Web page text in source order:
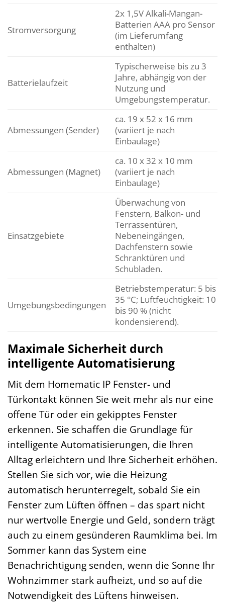
Stromversorgung
2x 1,5V Alkali-Mangan-
Batterien AAA pro Sensor
(im Lieferumfang
enthalten)
Batterielaufzeit
Typischerweise bis zu 3
Jahre, abhängig von der
Nutzung und
Umgebungstemperatur.
Abmessungen (Sender)
ca. 19 x 52 x 16 mm
(variiert je nach
Einbaulage)
Abmessungen (Magnet)
ca. 10 x 32 x 10 mm
(variiert je nach
Einbaulage)
Einsatzgebiete
Überwachung von
Fenstern, Balkon- und
Terrassentüren,
Nebeneingängen,
Dachfenstern sowie
Schranktüren und
Schubladen.
Umgebungsbedingungen
Betriebstemperatur: 5 bis
35 °C; Luftfeuchtigkeit: 10
bis 90 % (nicht
kondensierend).
Maximale Sicherheit durch
intelligente Automatisierung
Mit dem Homematic IP Fenster- und
Türkontakt können Sie weit mehr als nur eine
offene Tür oder ein gekipptes Fenster
erkennen. Sie schaffen die Grundlage für
intelligente Automatisierungen, die Ihren
Alltag erleichtern und Ihre Sicherheit erhöhen.
Stellen Sie sich vor, wie die Heizung
automatisch herunterregelt, sobald Sie ein
Fenster zum Lüften öffnen – das spart nicht
nur wertvolle Energie und Geld, sondern trägt
auch zu einem gesünderen Raumklima bei. Im
Sommer kann das System eine
Benachrichtigung senden, wenn die Sonne Ihr
Wohnzimmer stark aufheizt, und so auf die
Notwendigkeit des Lüftens hinweisen.